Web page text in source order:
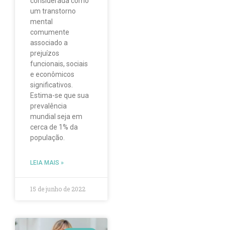
um transtorno
mental
comumente
associado a
prejuízos
funcionais, sociais
e econômicos
significativos.
Estima-se que sua
prevalência
mundial seja em
cerca de 1% da
população.
LEIA MAIS »
15 de junho de 2022